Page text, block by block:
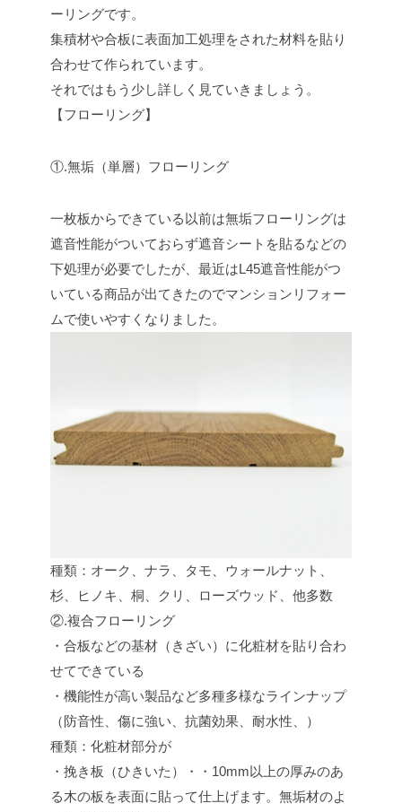
ーリングです。
集積材や合板に表面加工処理をされた材料を貼り
合わせて作られています。
それではもう少し詳しく見ていきましょう。
【フローリング】
①.無垢（単層）フローリング
一枚板からできている以前は無垢フローリングは
遮音性能がついておらず遮音シートを貼るなどの
下処理が必要でしたが、最近はL45遮音性能がつ
いている商品が出てきたのでマンションリフォー
ムで使いやすくなりました。
種類：オーク、ナラ、タモ、ウォールナット、
杉、ヒノキ、桐、クリ、ローズウッド、他多数
②.複合フローリング
・合板などの基材（きざい）に化粧材を貼り合わ
せてできている
・機能性が高い製品など多種多様なラインナップ
（防音性、傷に強い、抗菌効果、耐水性、）
種類：化粧材部分が
・挽き板（ひきいた）・・10mm以上の厚みのあ
る木の板を表面に貼って仕上げます。無垢材のよ